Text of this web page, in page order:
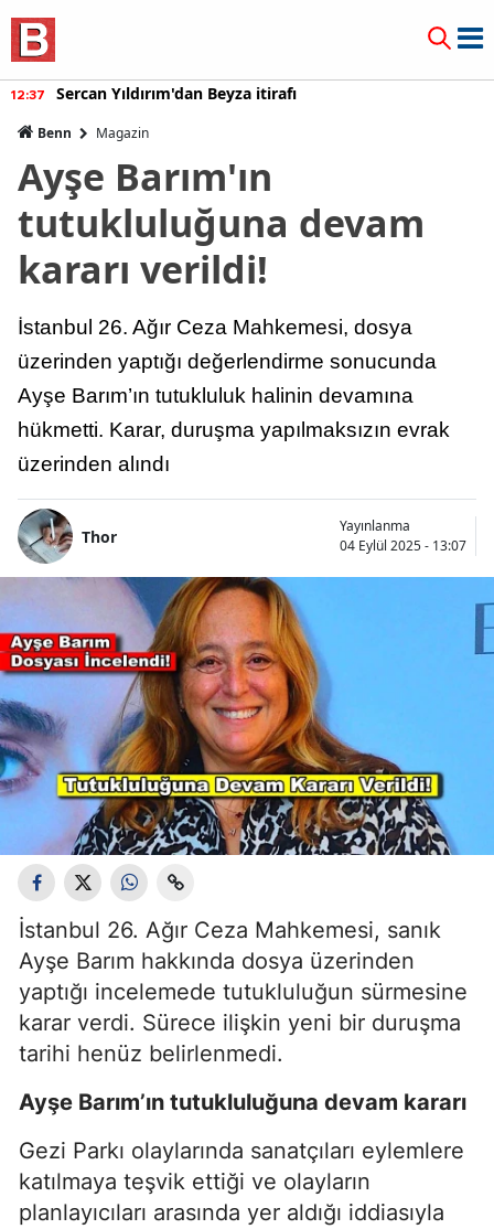
12:37 Sercan Yıldırım'dan Beyza itirafı
Benn Magazin
Ayşe Barım'ın
tutukluluğuna devam
kararı verildi!
İstanbul 26. Ağır Ceza Mahkemesi, dosya
üzerinden yaptığı değerlendirme sonucunda
Ayşe Barım’ın tutukluluk halinin devamına
hükmetti. Karar, duruşma yapılmaksızın evrak
üzerinden alındı
Thor
Yayınlanma
04 Eylül 2025 - 13:07
İstanbul 26. Ağır Ceza Mahkemesi, sanık
Ayşe Barım hakkında dosya üzerinden
yaptığı incelemede tutukluluğun sürmesine
karar verdi. Sürece ilişkin yeni bir duruşma
tarihi henüz belirlenmedi.
Ayşe Barım’ın tutukluluğuna devam kararı
Gezi Parkı olaylarında sanatçıları eylemlere
katılmaya teşvik ettiği ve olayların
planlayıcıları arasında yer aldığı iddiasıyla